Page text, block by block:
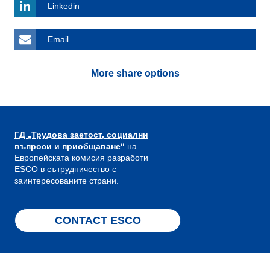
Linkedin
Email
More share options
ГД „Трудова заетост, социални
въпроси и приобщаване“ на
Европейската комисия разработи
ESCO в сътрудничество с
заинтересованите страни.
CONTACT ESCO